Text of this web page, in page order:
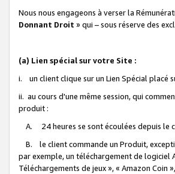
Nous nous engageons à verser la
Donnant Droit » qui – sous réserve des
(a) Lien spécial sur votre Site :
i. un client clique sur un Lien Spécial placé
ii. au cours d'une même session, qui
produit :
A. 24 heures se sont écoulées depuis le
B. le client commande un Produit,
par exemple, un téléchargement de logiciel
Téléchargements de jeux », « Amazon Coin